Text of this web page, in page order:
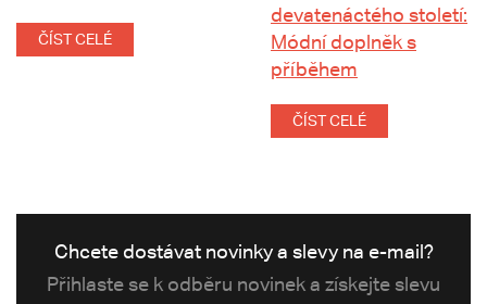
ČÍST CELÉ
devatenáctého století:
Módní doplněk s
příběhem
ČÍST CELÉ
Chcete dostávat novinky a slevy na e-mail?
Přihlaste se k odběru novinek a získejte slevu